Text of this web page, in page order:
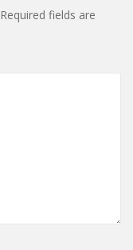
Required fields are